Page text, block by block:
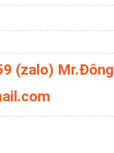
(zalo) Mr.Đông